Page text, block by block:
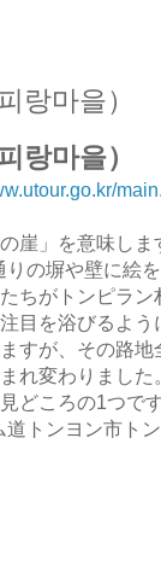
랑마을）
랑마을）
崖」を意味し
の塀や壁に絵
ちがトンピラ
目を浴びるよ
すが、その路
れ変わりまし
どころの1つで
道トンヨン市ト